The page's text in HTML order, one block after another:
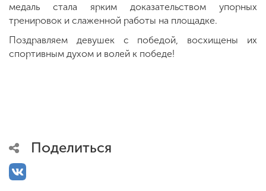
медаль стала ярким доказательством упорных
тренировок и слаженной работы на площадке.
Поздравляем девушек с победой, восхищены их
спортивным духом и волей к победе!
Поделиться